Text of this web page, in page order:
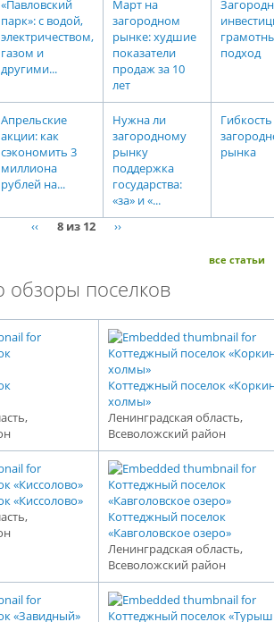
«Павловский
парк»: с водой,
электричеством,
газом и
другими...
Март на
загородном
рынке: худшие
показатели
продаж за 10
лет
подход
Апрельские
акции: как
сэкономить 3
миллиона
рублей на...
Нужна ли
загородному
рынку
поддержка
государства:
«за» и «...
Гибкость
рынка
‹‹ 8 из 12 ››
все статьи
обзоры поселков
Коттеджный поселок
холмы»
Ленинградская область,
Всеволожский район
«Киссолово»
Коттеджный поселок
«Кавголовское озеро»
Ленинградская область,
Всеволожский район